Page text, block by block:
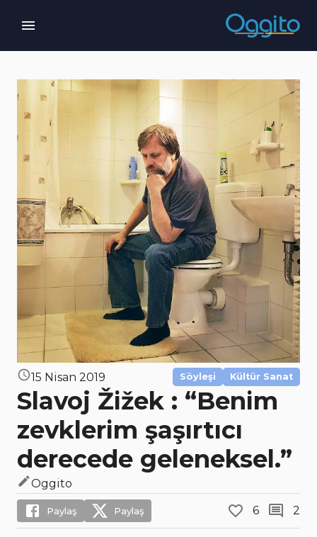
15 Nisan 2019 Söyleşi Kültür Sanat
Slavoj Žižek : “Benim
zevklerim şaşırtıcı
derecede geleneksel.”
Oggito
Paylaş Paylaş 6 2